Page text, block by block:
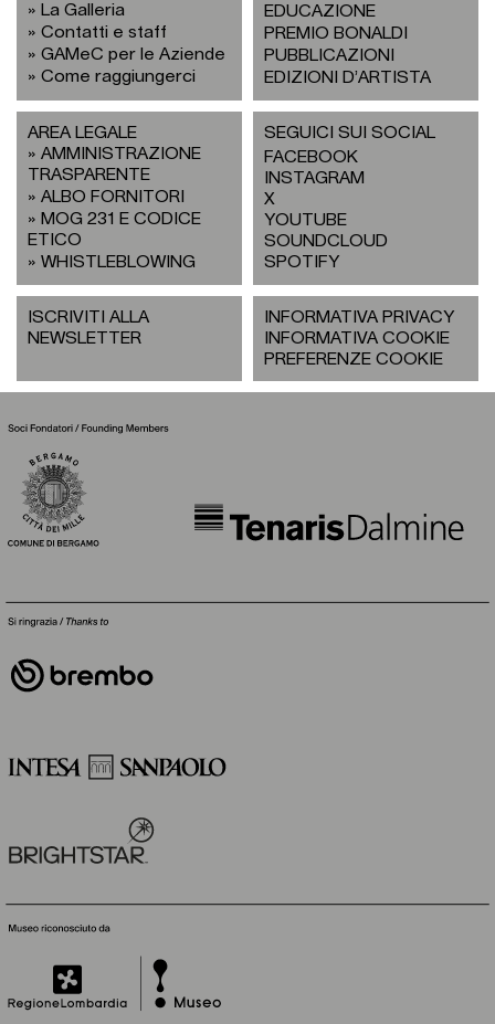
La Galleria
Contatti e staff
GAMeC per le Aziende
Come raggiungerci
EDUCAZIONE
PREMIO BONALDI
PUBBLICAZIONI
EDIZIONI D’ARTISTA
AREA LEGALE
AMMINISTRAZIONE
TRASPARENTE
ALBO FORNITORI
MOG 231 E CODICE
ETICO
WHISTLEBLOWING
SEGUICI SUI SOCIAL
FACEBOOK
INSTAGRAM
X
YOUTUBE
SOUNDCLOUD
SPOTIFY
ISCRIVITI ALLA
NEWSLETTER
INFORMATIVA PRIVACY
INFORMATIVA COOKIE
PREFERENZE COOKIE